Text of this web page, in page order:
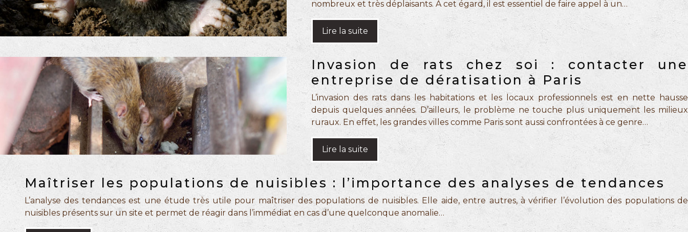
nombreux et très déplaisants. À cet égard, il est essentiel de faire appel à un…
Lire la suite
Invasion de rats chez soi : contacter une
entreprise de dératisation à Paris
L’invasion des rats dans les habitations et les locaux professionnels est en nette hausse
depuis quelques années. D’ailleurs, le problème ne touche plus uniquement les milieux
ruraux. En effet, les grandes villes comme Paris sont aussi confrontées à ce genre…
Lire la suite
Maîtriser les populations de nuisibles : l’importance des analyses de tendances
L’analyse des tendances est une étude très utile pour maîtriser des populations de nuisibles. Elle aide, entre autres, à vérifier l’évolution des populations de
nuisibles présents sur un site et permet de réagir dans l’immédiat en cas d’une quelconque anomalie…